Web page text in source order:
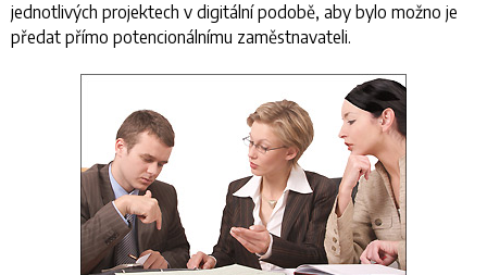
jednotlivých projektech v digitální podobě, aby bylo možno je
předat přímo potencionálnímu zaměstnavateli.